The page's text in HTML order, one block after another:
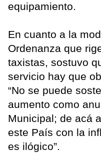
equipamiento.
En cuanto a la
Ordenanza que
taxistas, sostuvo
servicio hay que
“No se puede
aumento como
Municipal; de acá
este País con la
es ilógico”.